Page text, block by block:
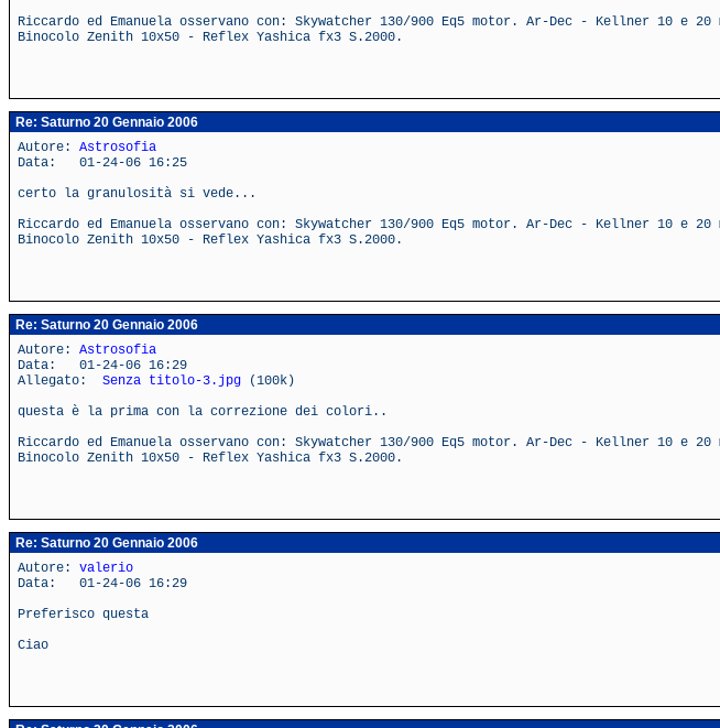
Riccardo ed Emanuela osservano con: Skywatcher 130/900 Eq5 motor. Ar-Dec - Kellner 10 e
Binocolo Zenith 10x50 - Reflex Yashica fx3 S.2000.
Re: Saturno 20 Gennaio 2006
Autore: Astrosofia
Data: 01-24-06 16:25
certo la granulosità si vede...
Riccardo ed Emanuela osservano con: Skywatcher 130/900 Eq5 motor. Ar-Dec - Kellner 10 e
Binocolo Zenith 10x50 - Reflex Yashica fx3 S.2000.
Re: Saturno 20 Gennaio 2006
Autore: Astrosofia
Data: 01-24-06 16:29
Allegato: Senza titolo-3.jpg (100k)
questa è la prima con la correzione dei colori..
Riccardo ed Emanuela osservano con: Skywatcher 130/900 Eq5 motor. Ar-Dec - Kellner 10 e
Binocolo Zenith 10x50 - Reflex Yashica fx3 S.2000.
Re: Saturno 20 Gennaio 2006
Autore: valerio
Data: 01-24-06 16:29
Preferisco questa
Ciao